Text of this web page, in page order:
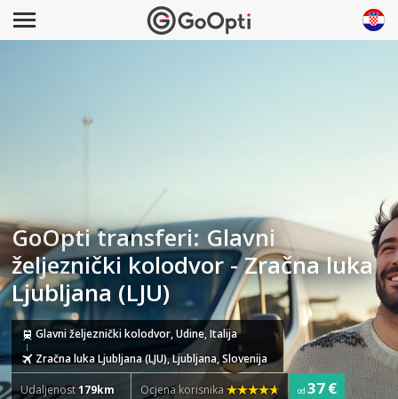
GoOpti transferi: Glavni
željeznički kolodvor - Zračna luka
Ljubljana (LJU)
Glavni željeznički kolodvor, Udine, Italija
Zračna luka Ljubljana (LJU), Ljubljana, Slovenija
Udaljenost179km Ocjena korisnika od 37 €